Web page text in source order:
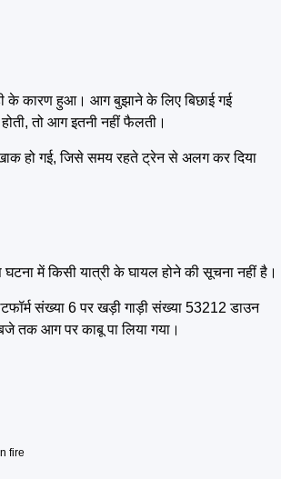
के कारण हुआ। आग बुझाने के लिए बिछाई गई
तो आग इतनी नहीं फैलती।
हो गई, जिसे समय रहते ट्रेन से अलग कर दिया
में किसी यात्री के घायल होने की सूचना नहीं है।
संख्या 6 पर खड़ी गाड़ी संख्या 53212 डाउन
तक आग पर काबू पा लिया गया।
fire